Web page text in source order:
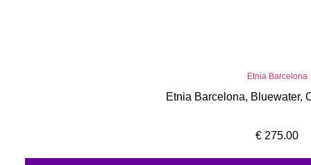
Etnia Barcelona
Etnia Barcelona, Bluewater,
€ 275.00